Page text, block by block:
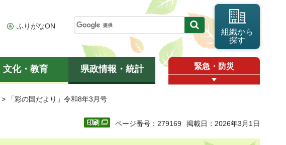
ふりがなON
組織から
探す
文化・教育 県政情報・統計 緊急・防災
> 「彩の国だより」令和8年3月号
ページ番号：279169 掲載日：2026年3月1日